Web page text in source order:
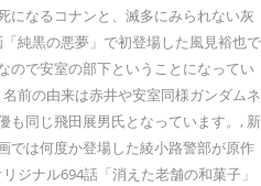
になるコナンと、滅多にみられない灰
純黒の悪夢」で初登場した風見裕也で
ので安室の部下ということになってい
前の由来は赤井や安室同様ガンダムネ
も同じ飛田展男氏となっています。, 新
では何度か登場した綾小路警部が原作
ジナル694話「消えた老舗の和菓子」